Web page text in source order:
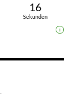
15
Sekunden
i